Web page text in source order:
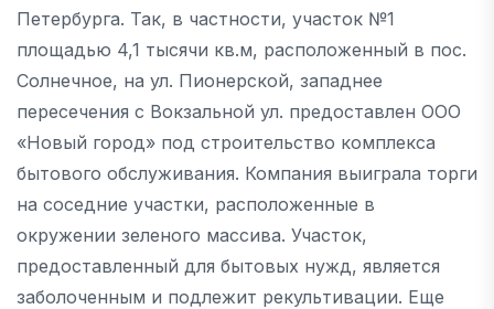
Петербурга. Так, в частности, участок №1
площадью 4,1 тысячи кв.м, расположенный в пос.
Солнечное, на ул. Пионерской, западнее
пересечения с Вокзальной ул. предоставлен ООО
«Новый город» под строительство комплекса
бытового обслуживания. Компания выиграла торги
на соседние участки, расположенные в
окружении зеленого массива. Участок,
предоставленный для бытовых нужд, является
заболоченным и подлежит рекультивации. Еще